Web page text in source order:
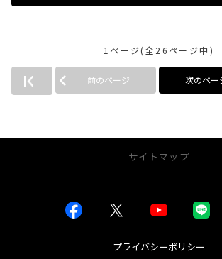
1ページ(全26ページ中)
前のページ 次のペー
サイトマップ
プライバシーポリシー